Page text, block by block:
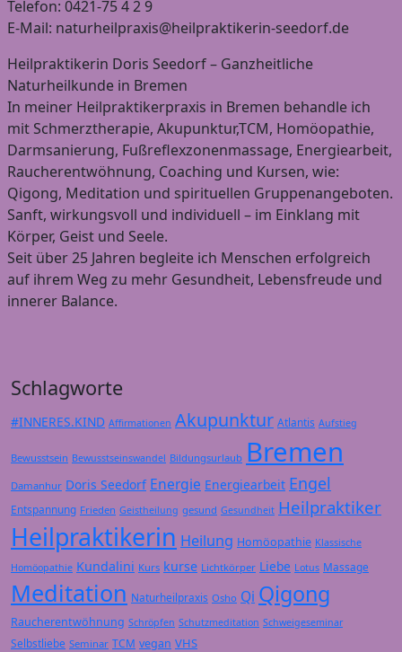
Telefon: 0421-75 4 2 9
E-Mail: naturheilpraxis@heilpraktikerin-seedorf.de
Heilpraktikerin Doris Seedorf – Ganzheitliche
Naturheilkunde in Bremen
In meiner Heilpraktikerpraxis in Bremen behandle ich
mit Schmerztherapie, Akupunktur,TCM, Homöopathie,
Darmsanierung, Fußreflexzonenmassage, Energiearbeit,
Raucherentwöhnung, Coaching und Kursen, wie:
Qigong, Meditation und spirituellen Gruppenangeboten.
Sanft, wirkungsvoll und individuell – im Einklang mit
Körper, Geist und Seele.
Seit über 25 Jahren begleite ich Menschen erfolgreich
auf ihrem Weg zu mehr Gesundheit, Lebensfreude und
innerer Balance.
Schlagworte
#INNERES.KIND Affirmationen Akupunktur Atlantis Aufstieg
Bewusstsein Bewusstseinswandel Bildungsurlaub Bremen
Damanhur Doris Seedorf Energie Energiearbeit Engel
Entspannung Frieden Geistheilung gesund Gesundheit Heilpraktiker
Heilpraktikerin Heilung Homöopathie Klassische
Homöopathie Kundalini Kurs kurse Lichtkörper Liebe Lotus Massage
Meditation Naturheilpraxis Osho Qi Qigong
Raucherentwöhnung Schröpfen Schutzmeditation Schweigeseminar
Selbstliebe Seminar TCM vegan VHS